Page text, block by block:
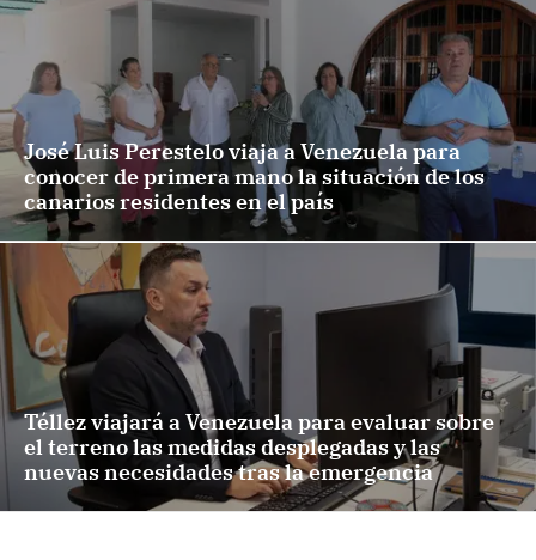
José Luis Perestelo viaja a Venezuela para
conocer de primera mano la situación de los
canarios residentes en el país
Téllez viajará a Venezuela para evaluar sobre
el terreno las medidas desplegadas y las
nuevas necesidades tras la emergencia